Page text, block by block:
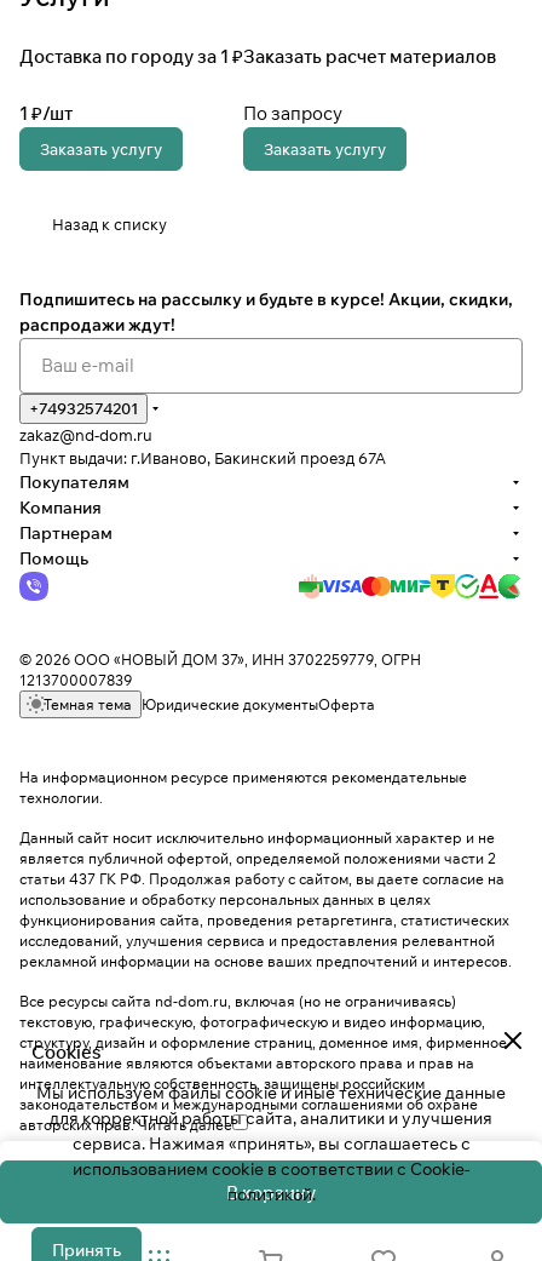
Доставка по городу за 1 ₽
1 ₽/шт
Заказать услугу
Заказать расчет материалов
По запросу
Заказать услугу
Назад к списку
В корзину
Cookies
Мы используем файлы cookie и иные технические данные
для корректной работы сайта, аналитики и улучшения
сервиса. Нажимая «принять», вы соглашаетесь с
использованием cookie в соответствии с Cookie-
политикой.
Принять
Подпишитесь на рассылку и будьте в курсе! Акции, скидки,
распродажи ждут!
+74932574201
zakaz@nd-dom.ru
Пункт выдачи: г.Иваново, Бакинский проезд 67А
Покупателям
Компания
Партнерам
Помощь
© 2026 ООО «НОВЫЙ ДОМ 37», ИНН 3702259779, ОГРН
1213700007839
Темная тема
Юридические документыОферта
На информационном ресурсе применяются рекомендательные
технологии.
Данный сайт носит исключительно информационный характер и не
является публичной офертой, определяемой положениями части 2
статьи 437 ГК РФ. Продолжая работу с сайтом, вы даете согласие на
использование и обработку персональных данных в целях
функционирования сайта, проведения ретаргетинга, статистических
исследований, улучшения сервиса и предоставления релевантной
рекламной информации на основе ваших предпочтений и интересов.
Все ресурсы сайта nd-dom.ru, включая (но не ограничиваясь)
текстовую, графическую, фотографическую и видео информацию,
структуру, дизайн и оформление страниц, доменное имя, фирменное
наименование являются объектами авторского права и прав на
интеллектуальную собственность, защищены российским
законодательством и международными соглашениями об охране
авторских прав.Читать далее